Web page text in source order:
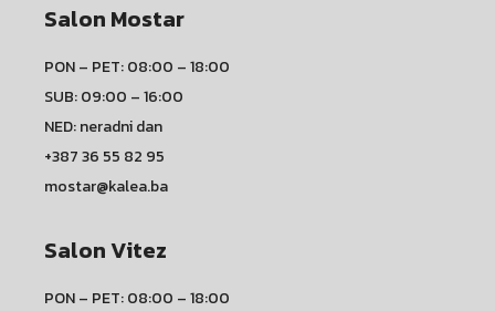
Salon Mostar
PON – PET: 08:00 – 18:00
SUB: 09:00 – 16:00
NED: neradni dan
+387 36 55 82 95
mostar@kalea.ba
Salon Vitez
PON – PET: 08:00 – 18:00